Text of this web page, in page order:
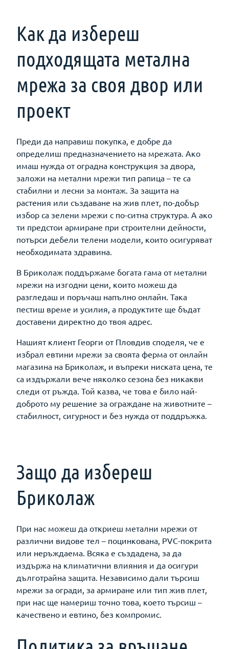
Как да избереш
подходящата метална
мрежа за своя двор или
проект
Преди да направиш покупка, е добре да
определиш предназначението на мрежата. Ако
имаш нужда от оградна конструкция за двора,
заложи на метални мрежи тип рапица – те са
стабилни и лесни за монтаж. За защита на
растения или създаване на жив плет, по-добър
избор са зелени мрежи с по-ситна структура. А ако
ти предстои армиране при строителни дейности,
потърси дебели телени модели, които осигуряват
необходимата здравина.
В Бриколаж поддържаме богата гама от метални
мрежи на изгодни цени, които можеш да
разгледаш и поръчаш напълно онлайн. Така
пестиш време и усилия, а продуктите ще бъдат
доставени директно до твоя адрес.
Нашият клиент Георги от Пловдив споделя, че е
избрал евтини мрежи за своята ферма от онлайн
магазина на Бриколаж, и въпреки ниската цена, те
са издържали вече няколко сезона без никакви
следи от ръжда. Той казва, че това е било най-
доброто му решение за ограждане на животните –
стабилност, сигурност и без нужда от поддръжка.
Защо да избереш
Бриколаж
При нас можеш да откриеш метални мрежи от
различни видове тел – поцинкована, PVC-покрита
или неръждаема. Всяка е създадена, за да
издържа на климатични влияния и да осигури
дълготрайна защита. Независимо дали търсиш
мрежи за огради, за армиране или тип жив плет,
при нас ще намериш точно това, което търсиш –
качествено и евтино, без компромис.